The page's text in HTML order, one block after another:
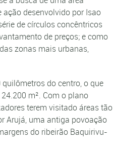
desenvolvido por Isao
de círculos concêntricos
de preços; e como
zonas mais urbanas,
do centro, o que
m². Com o plano
terem visitado áreas tão
Arujá, uma antiga povoação
do ribeirão Baquirivu-